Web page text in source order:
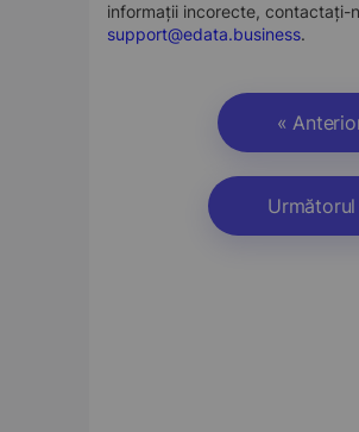
informații incorecte, contactați-
support@edata.business.
«
Următorul